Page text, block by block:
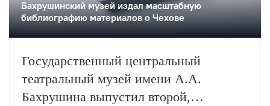
Бахрушинский музей издал масштабную
библиографию материалов о Чехове
Государственный центральный
театральный музей имени А.А.
Бахрушина выпустил второй,